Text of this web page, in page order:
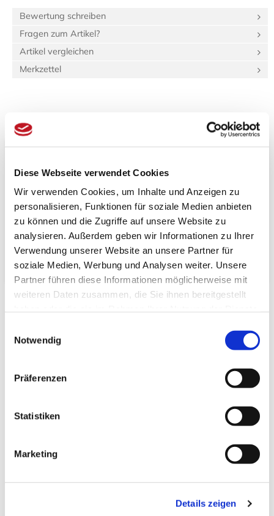
Diese Webseite verwendet Cookies
Wir verwenden Cookies, um Inhalte und Anzeigen zu
personalisieren, Funktionen für soziale Medien anbieten
zu können und die Zugriffe auf unsere Website zu
analysieren. Außerdem geben wir Informationen zu Ihrer
Verwendung unserer Website an unsere Partner für
soziale Medien, Werbung und Analysen weiter. Unsere
Partner führen diese Informationen möglicherweise mit
weiteren Daten zusammen, die Sie ihnen bereitgestellt
Notwendig
Präferenzen
Statistiken
Marketing
Details zeigen
Bewertung schreiben
Fragen zum Artikel?
Artikel vergleichen
Merkzettel
Beschreibung
(hq:green Igusa) 88.0x88.0 Beri: 1_4"
Spezifikationen
Länge:
90 cm
Breite:
90 cm
Gewicht:
13,939 kg
Verpackungs­volumen:
42,6 dm³
Zuletzt angesehen
Tatami-Sondermaß
(hq:green Igusa) 88.0x88.0